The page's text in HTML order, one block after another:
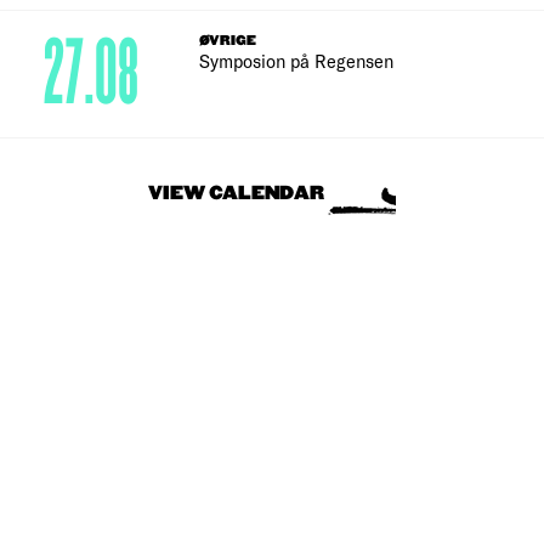
ØVRIGE
Symposion på Regensen
27.08
VIEW CALENDAR